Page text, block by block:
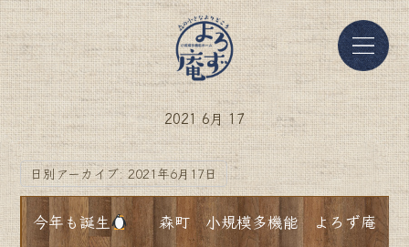
2021 6月 17
日別アーカイブ:2021年6月17日
今年も誕生 森町 小規模多機能 よろず庵